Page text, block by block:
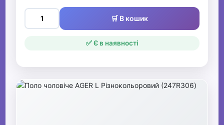
🛒 В кошик
✅ Є в наявності